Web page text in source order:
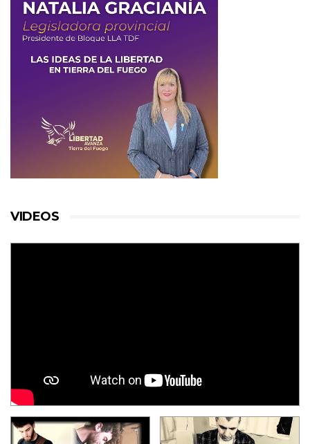
VIDEOS